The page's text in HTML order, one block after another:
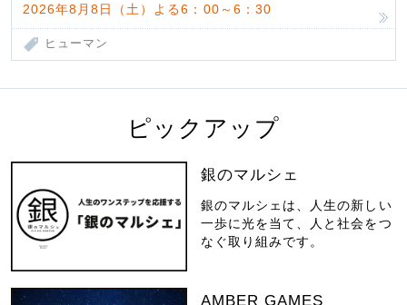
2026年8月8日（土）よる6：00～6：30
ヒューマン
ピックアップ
銀のマルシェ
銀のマルシェは、人生の新しい
一歩に光を当て、人と社会をつ
なぐ取り組みです。
AMBER GAMES